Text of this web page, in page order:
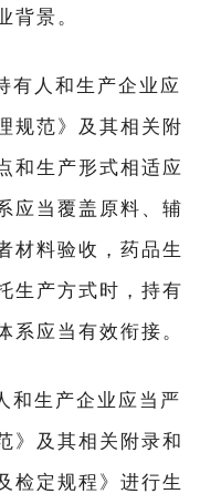
背景。
有人和生产企业应
规范》及其相关附
和生产形式相适应
应当覆盖原料、辅
材料验收，药品生
生产方式时，持有
系应当有效衔接。
和生产企业应当严
》及其相关附录和
检定规程》进行生